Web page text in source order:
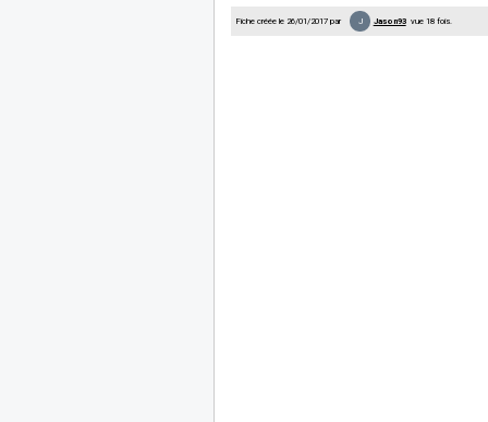
Fiche créée le 26/01/2017 par J Jason93vue 18 fois.